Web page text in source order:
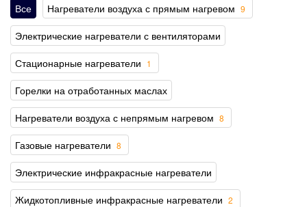
Все Нагреватели воздуха с прямым нагревом 9
Электрические нагреватели с вентиляторами
Стационарные нагреватели 1
Горелки на отработанных маслах
Нагреватели воздуха с непрямым нагревом 8
Газовые нагреватели 8
Электрические инфракрасные нагреватели
Жидкотопливные инфракрасные нагреватели 2